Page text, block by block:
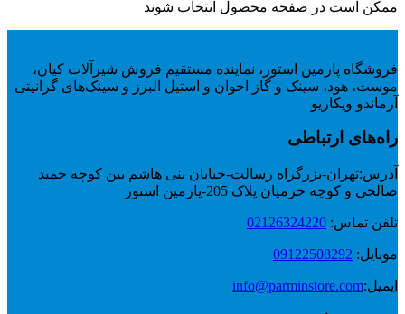
ممکن است در صفحه محصول انتخاب شوند
فروشگاه پارمین استور، نماینده مستقیم فروش شیرآلات کیان،
موست، هود، سینک و گاز اخوان و استیل البرز و سینک‌های گرانیتی
آرماندو ویکاریو
راه‌های ارتباطی
آدرس:تهران-بزرگراه رسالت-خیابان بنی هاشم بین کوچه حمید
صالحی و کوچه خرمیان پلاک 205-پارمین استور
تلفن تماس: 02126324220
موبایل: 09122508292
ایمیل:info@parminstore.com